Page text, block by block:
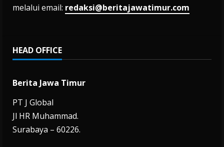
melalui email: redaksi@beritajawatimur.com
HEAD OFFICE
Berita Jawa Timur
PT J Global
Jl HR Muhammad.
Surabaya – 60226.